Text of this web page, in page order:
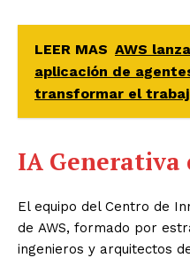
LEER MAS AWS
aplicación de
transformar el
IA Generativa
El equipo del Centro de
de AWS, formado por
ingenieros y arquitectos